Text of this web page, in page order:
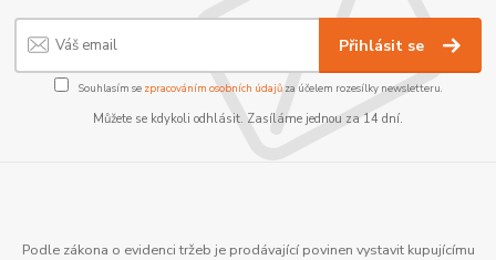
Přihlásit se
Souhlasím se zpracováním osobních údajůza účelem rozesílky newsletteru.
Můžete se kdykoli odhlásit. Zasíláme jednou za 14 dní.
Podle zákona o evidenci tržeb je prodávající povinen vystavit kupujícímu